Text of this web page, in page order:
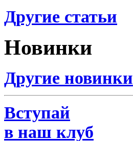
Другие статьи
Новинки
Другие новинки
Вступай
в наш клуб